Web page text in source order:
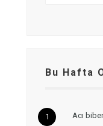
Bu Hafta
Acı